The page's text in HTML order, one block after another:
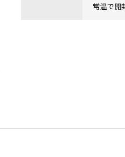
常温で開